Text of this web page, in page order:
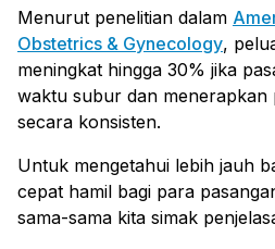
Menurut penelitian dalam
Obstetrics & Gynecology,
meningkat hingga 30% jika
waktu subur dan menerapkan
secara konsisten.
Untuk mengetahui lebih jauh
cepat hamil bagi para
sama-sama kita simak